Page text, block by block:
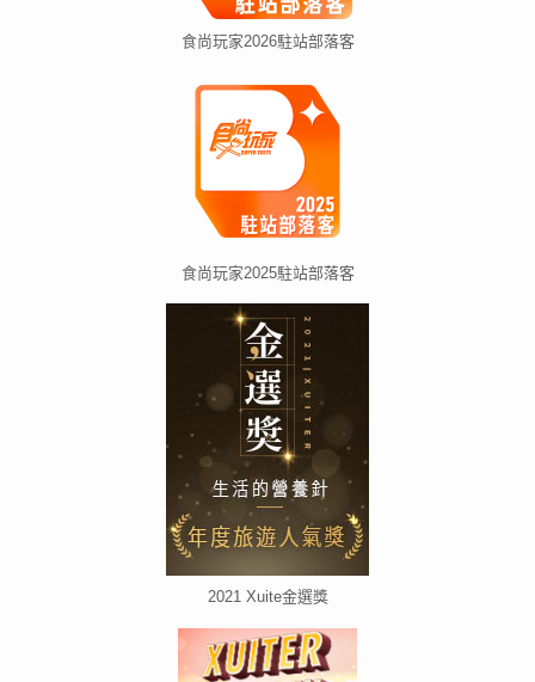
食尚玩家2026駐站部落客
食尚玩家2025駐站部落客
2021 Xuite金選獎